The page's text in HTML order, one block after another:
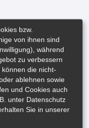
bzw.
von ihnen sind
während
zu verbessern
die nicht-
ablehnen sowie
und Cookies auch
unter Datenschutz
Sie in unserer